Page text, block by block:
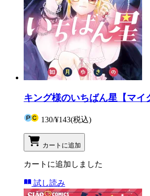
キング様のいちばん星【マイ
130/¥143(税込)
カートに追加
カートに追加しました
試し読み